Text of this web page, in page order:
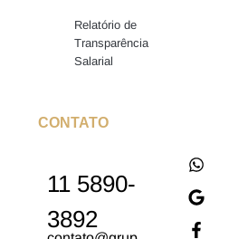
Relatório de
Transparência
Salarial
CONTATO
11 5890-
3892